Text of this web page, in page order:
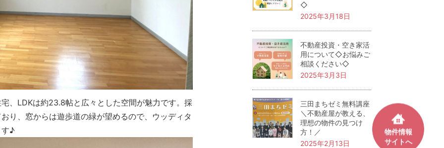
、LDKは約23.8帖と広々とした空間が魅力です。採
り、窓からは遊歩道の緑が望めるので、ウッディタ
す♪
◇
2025年3月18日
不動産投資・空き家活
用について◇お悩みご
相談ください◇
2025年3月3日
三田まちゼミ無料講座
＼不動産屋が教える、
理想の物件の見つけ
方！／
2025年2月13日
物件情報
サイトへ